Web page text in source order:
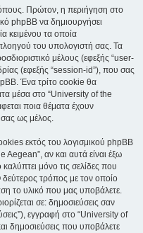
Πρώτον, η περιήγηση στο
phpBB να δημιουργήσει
κειμένου τα οποία
του υπολογιστή σας. Τα
μέλους (εφεξής “user-
(εφεξής “session-id”), που σας
Ένα τρίτο cookie θα
μέσα στο “University of the
ποια θέματα έχουν
σας ως μέλος.
εκτός του λογισμικού phpBB
αν και αυτά είναι έξω
μόνο τις σελίδες που
τρόπος με τον οποίο
το υλικό που μας υποβάλετε.
σε: δημοσιεύσεις σαν
εγγραφή στο “University of
δημοσιεύσεις που υποβάλετε